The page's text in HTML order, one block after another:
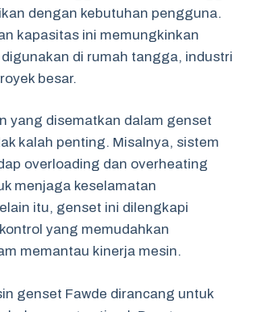
dengan kebutuhan pengguna.
kapasitas ini memungkinkan
di rumah tangga, industri
besar.
yang disematkan dalam genset
kalah penting. Misalnya, sistem
overloading dan overheating
menjaga keselamatan
itu, genset ini dilengkapi
yang memudahkan
memantau kinerja mesin.
genset Fawde dirancang untuk